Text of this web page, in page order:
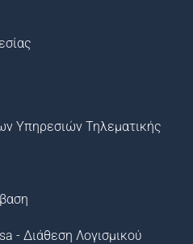
Υπηρεσιών Τηλεματικής
- Διάθεση Λογισμικού